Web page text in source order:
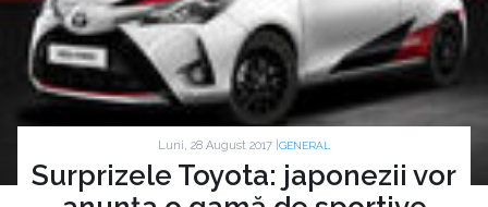
Luni, 28 August 2017 | GENERAL
Surprizele Toyota: japonezii vor